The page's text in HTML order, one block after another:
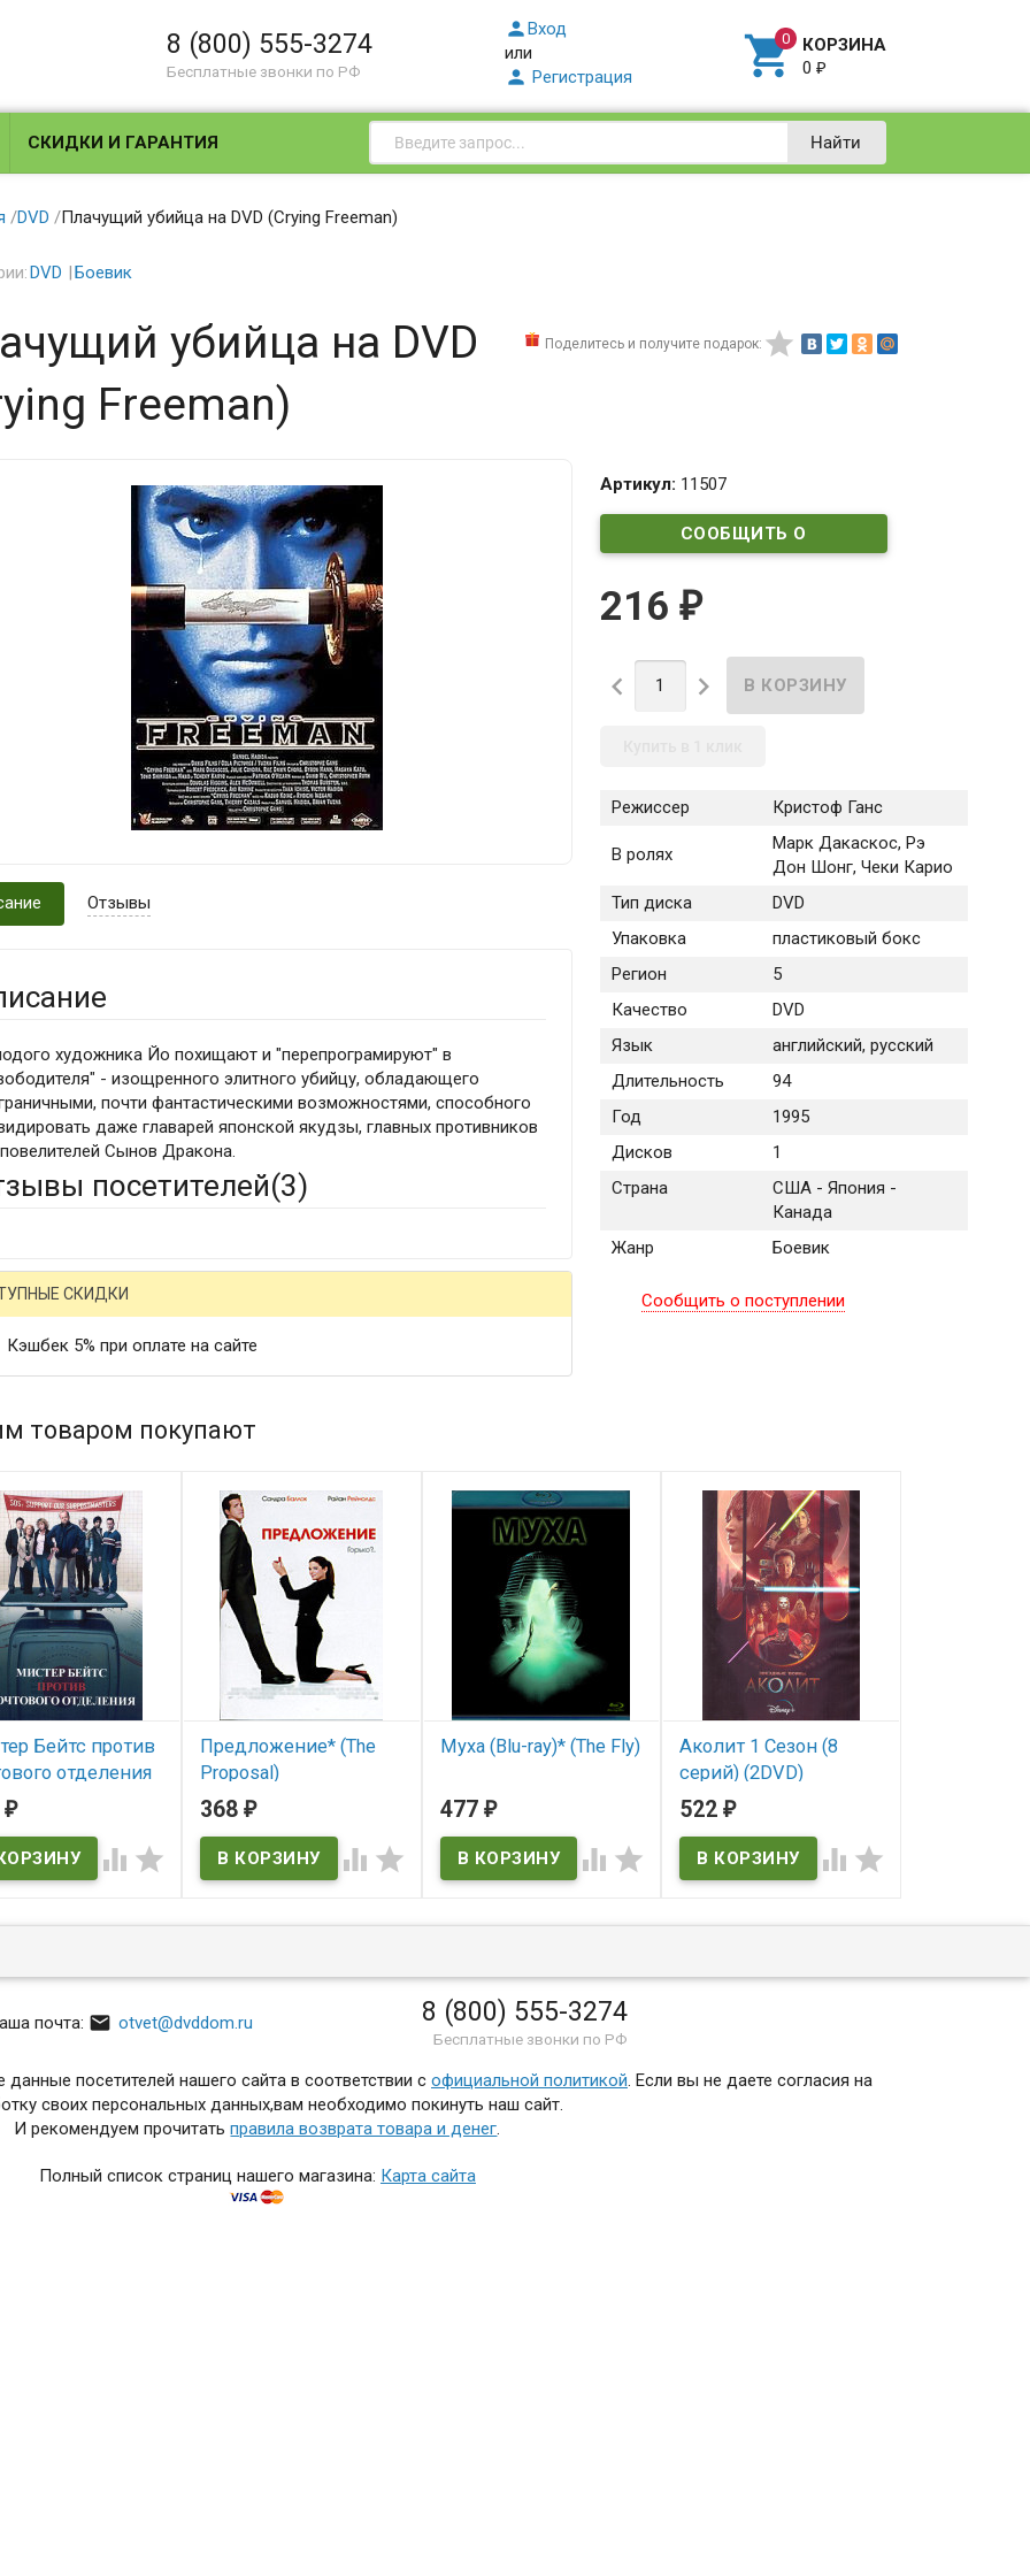
8 (800) 555-3274
Бесплатные звонки по РФ
Вход
или
 Регистрация  КОРЗИНА
0₽
СКИДКИ И ГАРАНТИЯ Найти
/DVD /Плачущий убийца на DVD (Crying Freeman)
DVD Боевик
Поделитесь и получите подарок: 
убийца на DVD
Freeman)
Артикул: 11507
СООБЩИТЬ О
216 ₽
 
Режиссер Кристоф Ганс
В ролях
Марк Дакаскос, Рэ
Дон Шонг, Чеки Карио
Тип диска
DVD
Упаковка
пластиковый бокс
Регион
5
Качество
DVD
Язык
английский, русский
Длительность
94
Год
1995
Дисков
1
Страна
США - Япония -
Канада
Жанр
Боевик
Сообщить о поступлении
Отзывы
художника Йо похищают и "перепрограмируют" в
- изощренного элитного убийцу, обладающего
почти фантастическими возможностями, способного
даже главарей японской якудзы, главных противников
Сынов Дракона.
посетителей(3)
СКИДКИ
Кэшбек 5% при оплате на сайте
товаром покупают
Бейтс против
отделения
(4 серии) (Mr.
₽
 
Предложение* (The
Proposal)
В наличии
The Proposal
368₽
 
Муха (Blu-ray)* (The Fly)
477 ₽
 
Аколит 1 Сезон (8
серий) (2DVD)
В наличии
522₽
 
почта:  otvet@dvddom.ru 8 (800) 555-3274
Бесплатные звонки по РФ
посетителей нашего сайта в соответствии с официальной политикой . Если вы не даете согласия на
своих персональных данных,вам необходимо покинуть наш сайт.
И рекомендуем прочитатьправила возврата товара и денег
Полный список страниц нашего магазина: Карта сайта